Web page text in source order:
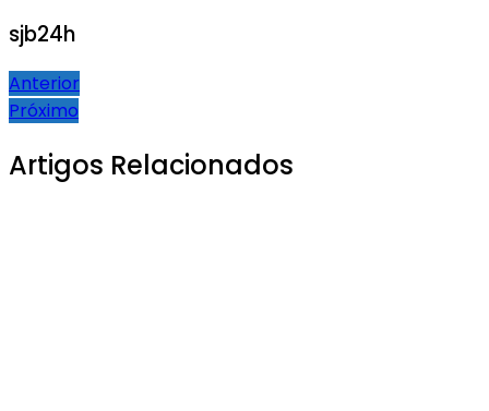
sjb24h
Navegação
de
Post
Anterior
Próximo
Artigos Relacionados